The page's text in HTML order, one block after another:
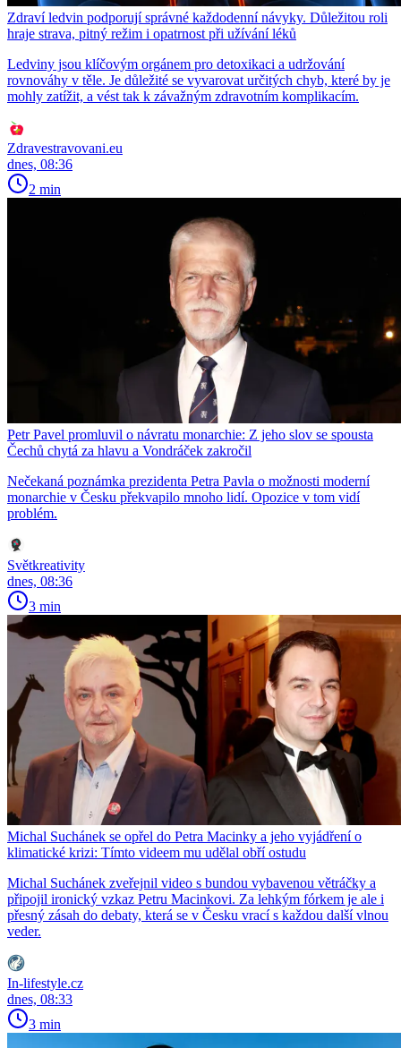
Zdraví ledvin podporují správné každodenní návyky. Důležitou roli
hraje strava, pitný režim i opatrnost při užívání léků
Ledviny jsou klíčovým orgánem pro detoxikaci a udržování
rovnováhy v těle. Je důležité se vyvarovat určitých chyb, které by je
mohly zatížit, a vést tak k závažným zdravotním komplikacím.
Zdravestravovani.eu
dnes, 08:36
2 min
Petr Pavel promluvil o návratu monarchie: Z jeho slov se spousta
Čechů chytá za hlavu a Vondráček zakročil
Nečekaná poznámka prezidenta Petra Pavla o možnosti moderní
monarchie v Česku překvapilo mnoho lidí. Opozice v tom vidí
problém.
Světkreativity
dnes, 08:36
3 min
Michal Suchánek se opřel do Petra Macinky a jeho vyjádření o
klimatické krizi: Tímto videem mu udělal obří ostudu
Michal Suchánek zveřejnil video s bundou vybavenou větráčky a
připojil ironický vzkaz Petru Macinkovi. Za lehkým fórkem je ale i
přesný zásah do debaty, která se v Česku vrací s každou další vlnou
veder.
In-lifestyle.cz
dnes, 08:33
3 min